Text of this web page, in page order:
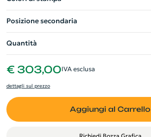
Posizione secondaria
Quantità
€ 303,00IVA esclusa
dettagli sul prezzo
Aggiungi al Carrello
Richiedi Bozza Grafica